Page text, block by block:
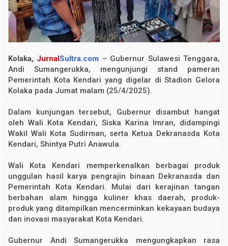
d
i
S
o
r
o
a
n
i
P
e
r
a
n
H
u
t
r
a
Kolaka, JurnalSultra.com – Gubernur Sulawesi Tenggara,
Andi Sumangerukka, mengunjungi stand pameran
Pemerintah Kota Kendari yang digelar di Stadion Gelora
Kolaka pada Jumat malam (25/4/2025).
Dalam kunjungan tersebut, Gubernur disambut hangat
oleh Wali Kota Kendari, Siska Karina Imran, didampingi
Wakil Wali Kota Sudirman, serta Ketua Dekranasda Kota
Kendari, Shintya Putri Anawula.
Wali Kota Kendari memperkenalkan berbagai produk
unggulan hasil karya pengrajin binaan Dekranasda dan
Pemerintah Kota Kendari. Mulai dari kerajinan tangan
berbahan alam hingga kuliner khas daerah, produk-
produk yang ditampilkan mencerminkan kekayaan budaya
dan inovasi masyarakat Kota Kendari.
Gubernur Andi Sumangerukka mengungkapkan rasa